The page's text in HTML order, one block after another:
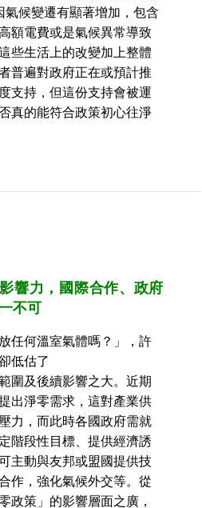
氣候變遷有顯著增加，包含
額電費或是氣候異常導致
些生活上的改變加上整體
普遍對政府正在或預計推
支持，但這份支持會被運
真的能符合政策初心往淨
響力，國際合作、政府
不可
任何溫室氣體嗎？」，許
低估了
圍及後續影響之大。近期
出淨零需求，這對產業供
力，而此時各國政府需就
階段性目標、提供經濟誘
主動與友邦或盟國提供技
作，強化氣候外交等。從
政策」的影響層面之廣，